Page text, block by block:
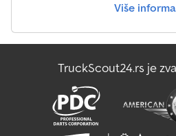
Više
TruckScout24.rs je